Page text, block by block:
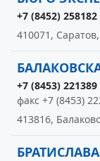
+7 (8452) 258182
410071,
+7 (8453) 221389
факс +7 (8453)
413816,